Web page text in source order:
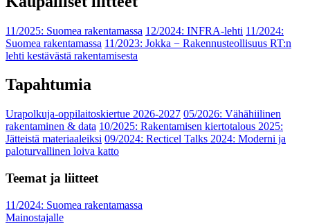
11/2025: Suomea rakentamassa 12/2024: INFRA-lehti 11/2024:
Suomea rakentamassa 11/2023: Jokka − Rakennusteollisuus RT:n
lehti kestävästä rakentamisesta
Tapahtumia
Urapolkuja-oppilaitoskiertue 2026-2027 05/2026: Vähähiilinen
rakentaminen & data 10/2025: Rakentamisen kiertotalous 2025:
Jätteistä materiaaleiksi 09/2024: Recticel Talks 2024: Moderni ja
paloturvallinen loiva katto
Teemat ja liitteet
11/2024: Suomea rakentamassa
Mainostajalle